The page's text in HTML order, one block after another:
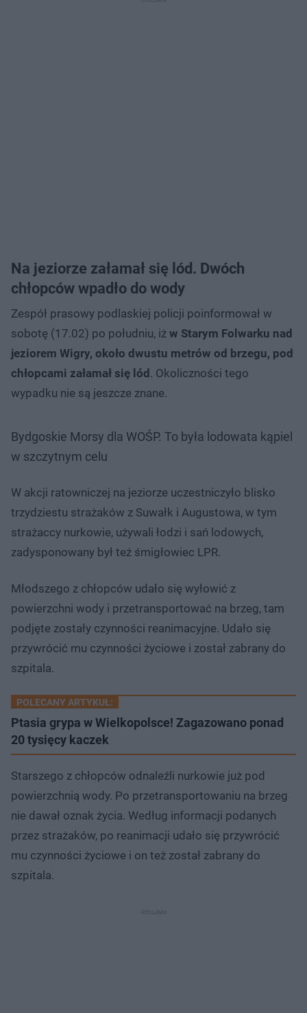
Na jeziorze załamał się lód. Dwóch
chłopców wpadło do wody
Zespół prasowy podlaskiej policji poinformował w
sobotę (17.02) po południu, iż w Starym Folwarku nad
jeziorem Wigry, około dwustu metrów od brzegu, pod
chłopcami załamał się lód. Okoliczności tego
wypadku nie są jeszcze znane.
Bydgoskie Morsy dla WOŚP. To była lodowata kąpiel
w szczytnym celu
W akcji ratowniczej na jeziorze uczestniczyło blisko
trzydziestu strażaków z Suwałk i Augustowa, w tym
strażaccy nurkowie, używali łodzi i sań lodowych,
zadysponowany był też śmigłowiec LPR.
Młodszego z chłopców udało się wyłowić z
powierzchni wody i przetransportować na brzeg, tam
podjęte zostały czynności reanimacyjne. Udało się
przywrócić mu czynności życiowe i został zabrany do
szpitala.
POLECANY ARTYKUŁ:
Ptasia grypa w Wielkopolsce! Zagazowano ponad
20 tysięcy kaczek
Starszego z chłopców odnaleźli nurkowie już pod
powierzchnią wody. Po przetransportowaniu na brzeg
nie dawał oznak życia. Według informacji podanych
przez strażaków, po reanimacji udało się przywrócić
mu czynności życiowe i on też został zabrany do
szpitala.